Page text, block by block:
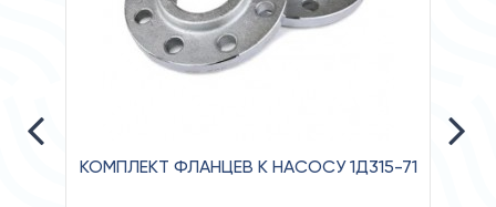
КОМПЛЕКТ ФЛАНЦЕВ К НАСОСУ 1Д315-71